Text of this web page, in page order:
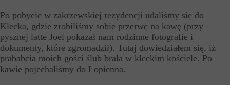
Po pobycie w zakrzewskiej rezydencji udaliśmy się do
Kłecka, gdzie zrobiliśmy sobie przerwę na kawę (przy
pysznej latte Joel pokazał nam rodzinne fotografie i
dokumenty, które zgromadził). Tutaj dowiedziałem się, iż
prababcia moich gości ślub brała w kłeckim kościele. Po
kawie pojechaliśmy do Łopienna.